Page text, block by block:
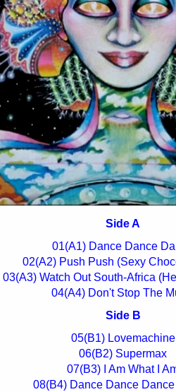
Side A
01(A1) Dance Dance
02(A2) Push Push (Sexy
03(A3) Watch Out South-Africa
04(A4) Don't Stop The
Side B
05(B1) Lovemachine
06(B2) Supermax
07(B3) I Am What I
08(B4) Dance Dance Dance